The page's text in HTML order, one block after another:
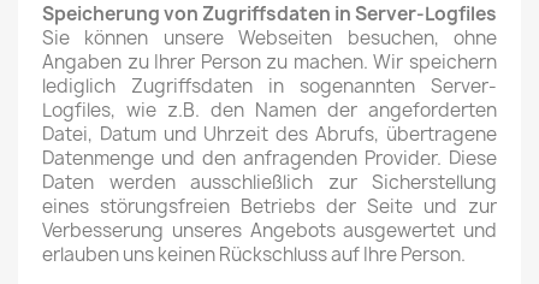
Speicherung von Zugriffsdaten in Server-Logfiles
Sie können unsere Webseiten besuchen, ohne
Angaben zu Ihrer Person zu machen. Wir speichern
lediglich Zugriffsdaten in sogenannten Server-
Logfiles, wie z.B. den Namen der angeforderten
Datei, Datum und Uhrzeit des Abrufs, übertragene
Datenmenge und den anfragenden Provider. Diese
Daten werden ausschließlich zur Sicherstellung
eines störungsfreien Betriebs der Seite und zur
Verbesserung unseres Angebots ausgewertet und
erlauben uns keinen Rückschluss auf Ihre Person.